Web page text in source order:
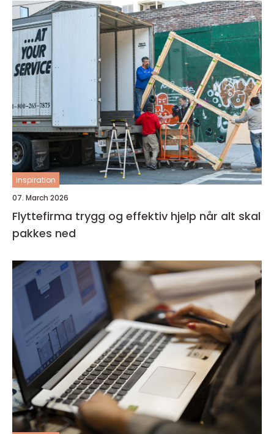
inspiration
07. March 2026
Flyttefirma trygg og effektiv hjelp når alt skal
pakkes ned